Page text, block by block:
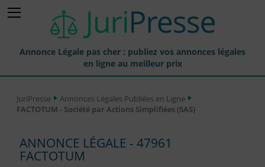
Annonce Légale pas cher : publiez vos annonces légales
en ligne au meilleur prix
Annonces Légales Publiées
Journaux Habilités (JAL) Annonces Légales
JuriPresse
Annonces Légales Publiées en Ligne
FACTOTUM - Société par Actions Simplifiées (SAS)
ANNONCE LÉGALE - 47961
FACTOTUM